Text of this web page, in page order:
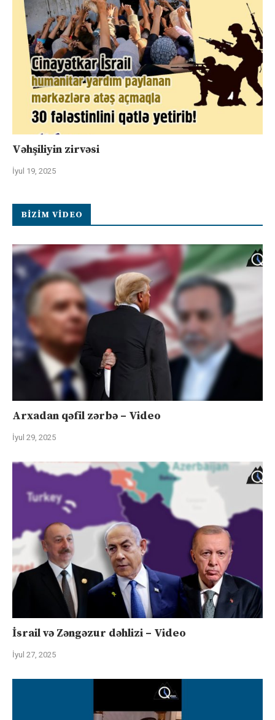
Vəhşiliyin zirvəsi
İyul 19, 2025
BIZIM VIDEO
Arxadan qəfil zərbə – Video
İyul 29, 2025
İsrail və Zəngəzur dəhlizi – Video
İyul 27, 2025